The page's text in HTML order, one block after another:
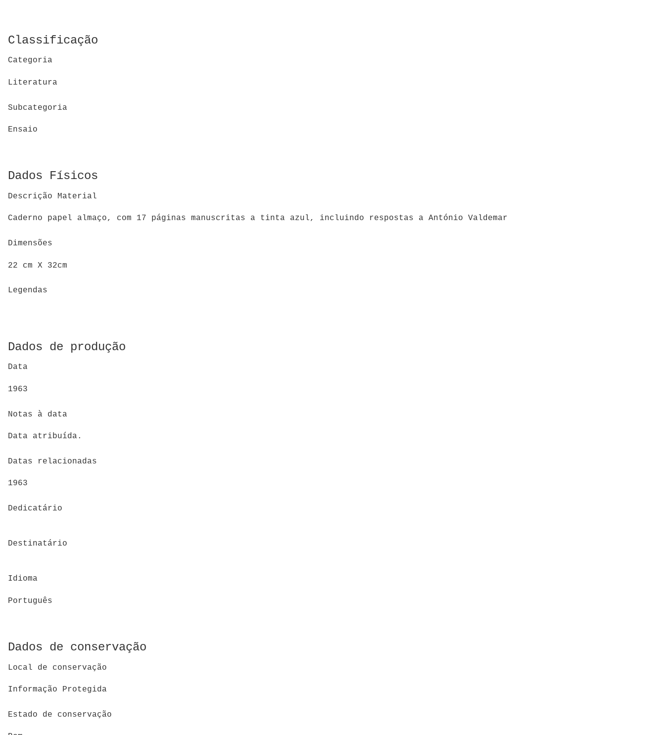
Classificação
Categoria
Literatura
Subcategoria
Ensaio
Dados Físicos
Descrição Material
Caderno papel almaço, com 17 páginas manuscritas a tinta azul, incluindo respostas a António Valdemar
Dimensões
22 cm X 32cm
Legendas
Dados de produção
Data
1963
Notas à data
Data atribuída.
Datas relacionadas
1963
Dedicatário
Destinatário
Idioma
Português
Dados de conservação
Local de conservação
Informação Protegida
Estado de conservação